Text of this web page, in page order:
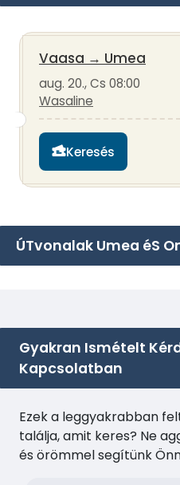
Vaasa → Umea
aug. 20., Cs 08:00
Wasaline
Keresés
ÚTvonalak Umea éS
Gyakran Ismételt
Kapcsolatban
Ezek a leggyakrabban
találja, amit keres? Ne
és örömmel segítünk